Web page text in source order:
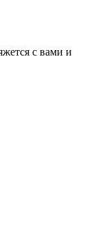
с вами и